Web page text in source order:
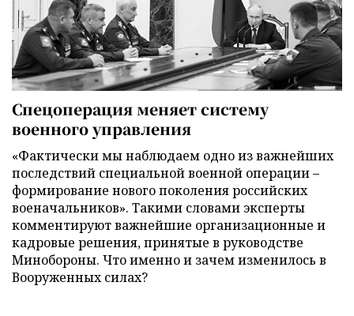
Спецоперация меняет систему
военного управления
«Фактически мы наблюдаем одно из важнейших
последствий специальной военной операции –
формирование нового поколения российских
военачальников». Такими словами эксперты
комментируют важнейшие организационные и
кадровые решения, принятые в руководстве
Минобороны. Что именно и зачем изменилось в
Вооруженных силах?